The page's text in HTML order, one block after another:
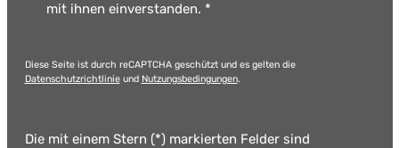
mit ihnen einverstanden. *
Diese Seite ist durch reCAPTCHA geschützt und es gelten die
Datenschutzrichtlinieund Nutzungsbedingungen.
Die mit einem Stern (*) markierten Felder sind